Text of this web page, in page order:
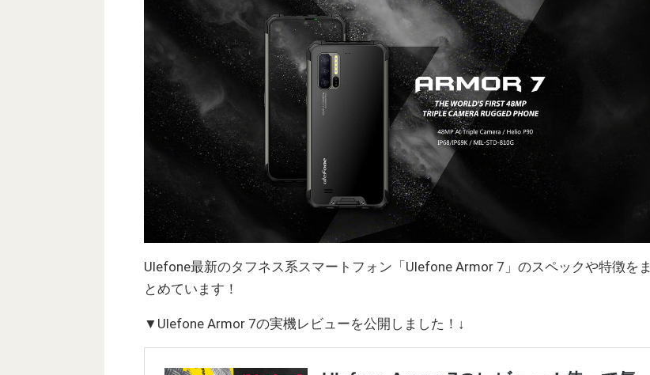
Ulefone最新のタフネス系スマートフォン「Ulefone Armor 7」のスペックや特徴をま
とめています！
▼Ulefone Armor 7の実機レビューを公開しました！↓